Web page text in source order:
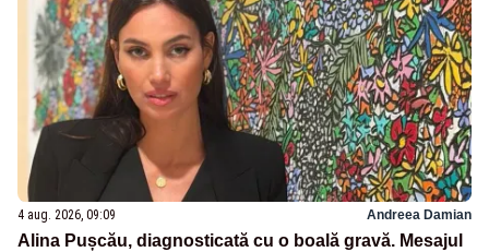
4 aug. 2026, 09:09 Andreea Damian
Alina Pușcău, diagnosticată cu o boală gravă. Mesajul